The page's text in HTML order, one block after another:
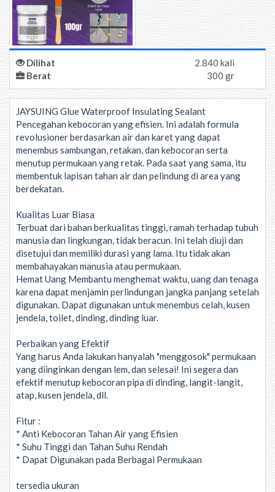
Dilihat
2.840 kali
Berat
300 gr
JAYSUING Glue Waterproof Insulating Sealant
Pencegahan kebocoran yang efisien. Ini adalah formula
revolusioner berdasarkan air dan karet yang dapat
menembus sambungan, retakan, dan kebocoran serta
menutup permukaan yang retak. Pada saat yang sama, itu
membentuk lapisan tahan air dan pelindung di area yang
berdekatan.
Kualitas Luar Biasa
Terbuat dari bahan berkualitas tinggi, ramah terhadap tubuh
manusia dan lingkungan, tidak beracun. Ini telah diuji dan
disetujui dan memiliki durasi yang lama. Itu tidak akan
membahayakan manusia atau permukaan.
Hemat Uang Membantu menghemat waktu, uang dan tenaga
karena dapat menjamin perlindungan jangka panjang setelah
digunakan. Dapat digunakan untuk menembus celah, kusen
jendela, toilet, dinding, dinding luar.
Perbaikan yang Efektif
Yang harus Anda lakukan hanyalah "menggosok" permukaan
yang diinginkan dengan lem, dan selesai! Ini segera dan
efektif menutup kebocoran pipa di dinding, langit-langit,
atap, kusen jendela, dll.
Fitur :
* Anti Kebocoran Tahan Air yang Efisien
* Suhu Tinggi dan Tahan Suhu Rendah
* Dapat Digunakan pada Berbagai Permukaan
tersedia ukuran